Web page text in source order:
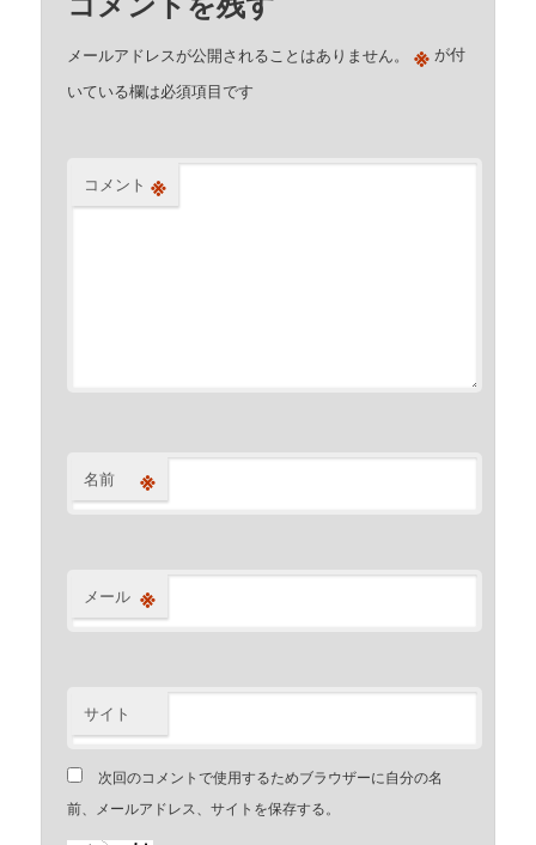
メールアドレスが公開されることはありません。 ※ が付
いている欄は必須項目です
コメント ※
名前 ※
メール ※
サイト
次回のコメントで使用するためブラウザーに自分の名
前、メールアドレス、サイトを保存する。